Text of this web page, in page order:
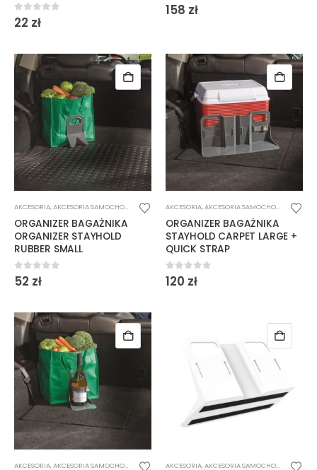
0out of 5
22 zł
0out of 5
158 zł
AKCESORIA, AKCESORIA SAMOCHODOWE
ORGANIZER BAGAŻNIKA
ORGANIZER STAYHOLD
RUBBER SMALL
0out of 5
52 zł
AKCESORIA, AKCESORIA SAMOCHODOWE
ORGANIZER BAGAŻNIKA
STAYHOLD CARPET LARGE +
QUICK STRAP
0out of 5
120 zł
AKCESORIA,AKCESORIA SAMOCHODOWE AKCESORIA,AKCESORIA SAMOCHODOWE